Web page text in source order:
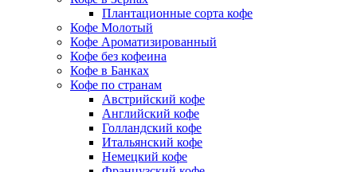
Плантационные сорта кофе
Кофе Молотый
Кофе Ароматизированный
Кофе без кофеина
Кофе в Банках
Кофе по странам
Австрийский кофе
Английский кофе
Голландский кофе
Итальянский кофе
Немецкий кофе